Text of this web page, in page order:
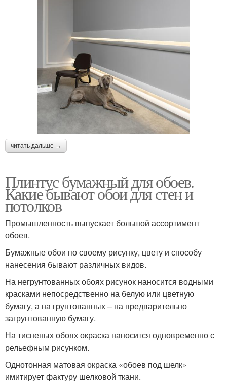
читать дальше →
Плинтус бумажный для обоев.
Какие бывают обои для стен и
потолков
Промышленность выпускает большой ассортимент
обоев.
Бумажные обои по своему рисунку, цвету и способу
нанесения бывают различных видов.
На негрунтованных обоях рисунок наносится водными
красками непосредственно на белую или цветную
бумагу, а на грунтованных – на предварительно
загрунтованную бумагу.
На тисненых обоях окраска наносится одновременно с
рельефным рисунком.
Однотонная матовая окраска «обоев под шелк»
имитирует фактуру шелковой ткани.